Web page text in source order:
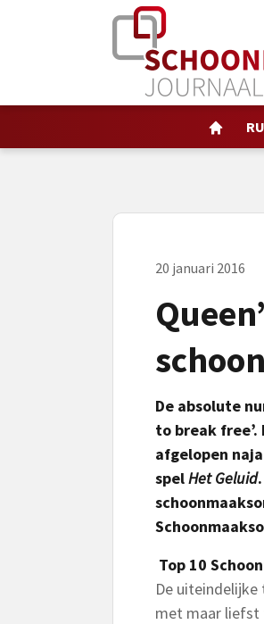
20 januari 2016
De absolute
to break
afgelopen
spelHet Geluid.
Top 10
De uiteindelijke
met maar liefst